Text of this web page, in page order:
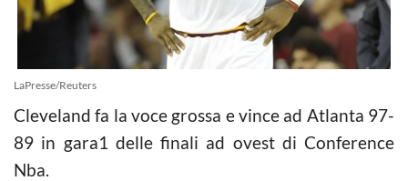
LaPresse/Reuters
Cleveland fa la voce grossa e vince ad Atlanta 97-
89 in gara1 delle finali ad ovest di Conference
Nba.